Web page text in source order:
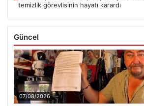
temizlik görevlisinin hayatı karardı
Güncel
07/08/2026